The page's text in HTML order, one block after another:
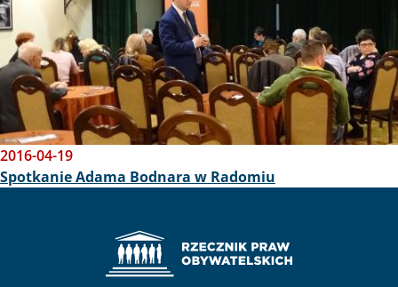
2016-04-19
Spotkanie Adama Bodnara w Radomiu